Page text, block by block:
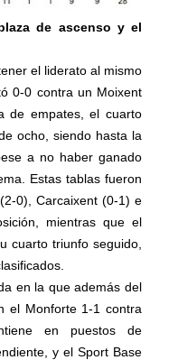
de ascenso y el
el liderato al mismo
0-0 contra un Moixent
de empates, el cuarto
ocho, siendo hasta la
a no haber ganado
Estas tablas fueron
0), Carcaixent (0-1) e
mientras que el
cuarto triunfo seguido,
en la que además del
el Monforte 1-1 contra
en puestos de
y el Sport Base